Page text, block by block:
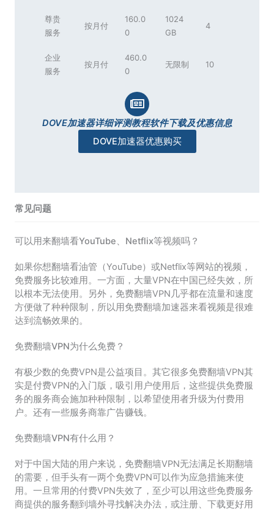
尊贵
服务
按月付
160.0
0
1024
GB
4
企业
服务
按月付
460.0
0
无限制 10
DOVE加速器详细评测教程软件下载及优惠信息
DOVE加速器优惠购买
常见问题
可以用来翻墙看YouTube、Netflix等视频吗？
如果你想翻墙看油管（YouTube）或Netflix等网站的视频，
免费服务比较难用。一方面，大量VPN在中国已经失效，所
以根本无法使用。另外，免费翻墙VPN几乎都在流量和速度
方便做了种种限制，所以用免费翻墙加速器来看视频是很难
达到流畅效果的。
免费翻墙VPN为什么免费？
有极少数的免费VPN是公益项目。其它很多免费翻墙VPN其
实是付费VPN的入门版，吸引用户使用后，这些提供免费服
务的服务商会施加种种限制，以希望使用者升级为付费用
户。还有一些服务商靠广告赚钱。
免费翻墙VPN有什么用？
对于中国大陆的用户来说，免费翻墙VPN无法满足长期翻墙
的需要，但手头有一两个免费VPN可以作为应急措施来使
用。一旦常用的付费VPN失效了，至少可以用这些免费服务
商提供的服务翻到墙外寻找解决办法，或注册、下载更好用